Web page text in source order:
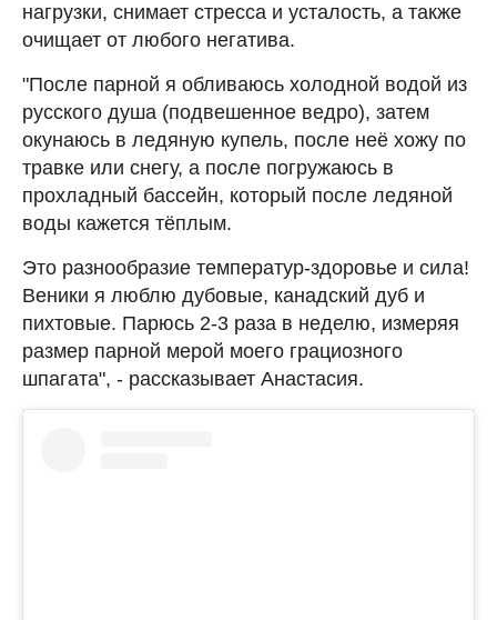
нагрузки, снимает стресса и усталость, а также
очищает от любого негатива.
"После парной я обливаюсь холодной водой из
русского душа (подвешенное ведро), затем
окунаюсь в ледяную купель, после неё хожу по
травке или снегу, а после погружаюсь в
прохладный бассейн, который после ледяной
воды кажется тёплым.
Это разнообразие температур-здоровье и сила!
Веники я люблю дубовые, канадский дуб и
пихтовые. Парюсь 2-3 раза в неделю, измеряя
размер парной мерой моего грациозного
шпагата", - рассказывает Анастасия.